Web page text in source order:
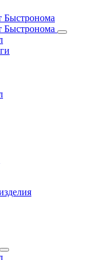
Быстронома
Быстронома